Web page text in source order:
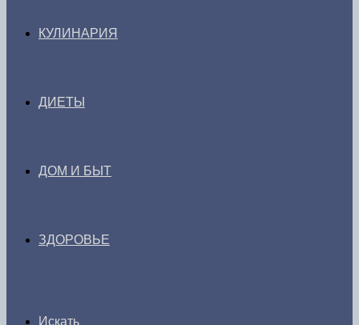
КУЛИНАРИЯ
ДИЕТЫ
ДОМ И БЫТ
ЗДОРОВЬЕ
Искать